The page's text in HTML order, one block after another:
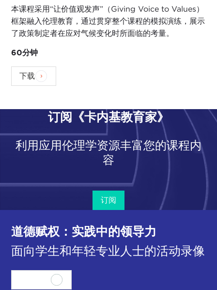
本课程采用“让价值观发声”（Giving Voice to Values）
框架融入伦理教育，通过贯穿整个课程的模拟演练，展示
了政策制定者在应对气候变化时所面临的考量。
60分钟
下载
订阅《卡内基教育家》
利用应用伦理学资源丰富您的课程内
容
订阅
道德赋权：实践中的领导力
面向学生和年轻专业人士的活动录像